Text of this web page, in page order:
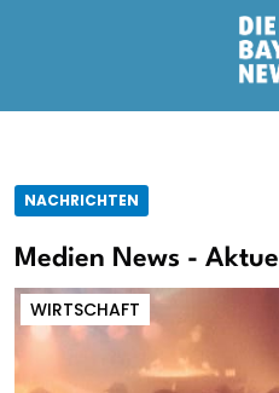
NACHRICHTEN
Medien News -
WIRTSCHAFT